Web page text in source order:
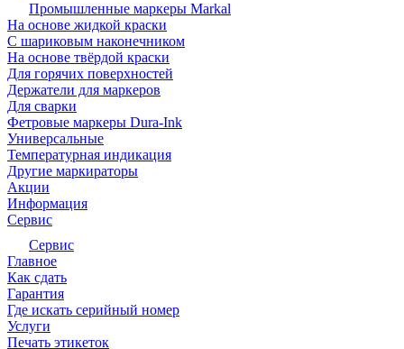
Промышленные маркеры Markal
На основе жидкой краски
С шариковым наконечником
На основе твёрдой краски
Для горячих поверхностей
Держатели для маркеров
Для сварки
Фетровые маркеры Dura-Ink
Универсальные
Температурная индикация
Другие маркираторы
Акции
Информация
Сервис
Сервис
Главное
Как сдать
Гарантия
Где искать серийный номер
Услуги
Печать этикеток